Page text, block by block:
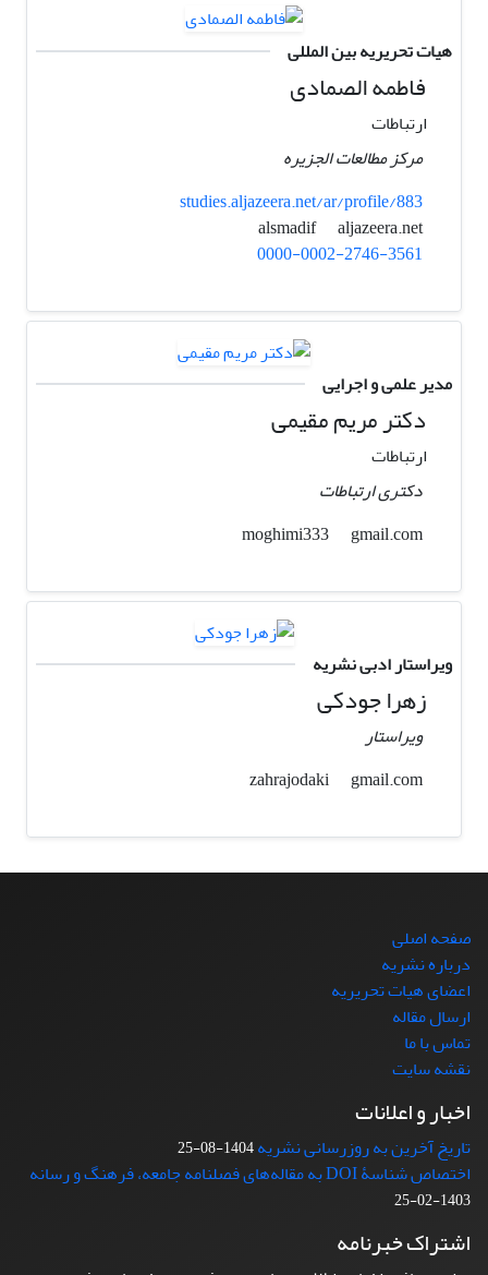
هیات تحریریه بین المللی
فاطمه الصمادی
ارتباطات
مرکز مطالعات الجزیره
studies.aljazeera.net/ar/profile/883
alsmadif
aljazeera.net
0000-0002-2746-3561
مدیر علمی و اجرایی
دکتر مریم مقیمی
ارتباطات
دکتری ارتباطات
gmail.com
ویراستار ادبی نشریه
زهرا جودکی
ویراستار
gmail.com
صفحه اصلی
درباره نشریه
اعضای هیات تحریریه
ارسال مقاله
تماس با ما
نقشه سایت
اخبار و اعلانات
تاریخ آخرین به روزرسانی نشریه1404-08-25
اختصاص شناسۀ DOI به مقاله‌های فصلنامه جامعه، فرهنگ و رسانه
1403-02-25
اشتراک خبرنامه